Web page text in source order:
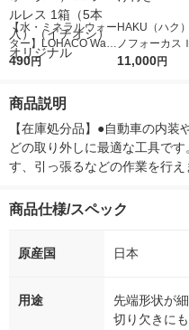
【水・ミネラルウォー
ター】LOHACO Wate
r（ロハコウォータ
シ） オリジナル
490円
HAKU（ハク
ノフォーカ
5ｇ 資生堂
11,000円
商品説明
【在庫処分品】●自動車の内
どの取り外しに最適な工具で
す、引っ張るなどの作業を行え
商品仕様/スペック
原産国 日本
用途
先端形状が
切り欠きにも